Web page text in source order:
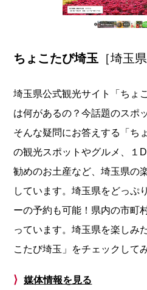
ちょこたび埼玉 ［埼玉県
埼玉県公式観光サイト「ちょ
は何があるの？今話題のスポ
そんな疑問にお答えする「ち
の観光スポットやグルメ、１
勧めのお土産など、埼玉県の
しています。埼玉県をどっぷ
ーの予約も可能！県内の市町
っています。埼玉県を楽しみ
こたび埼玉」をチェックして
⟩ 媒体情報を見る